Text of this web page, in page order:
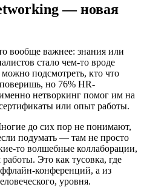
— новая
вообще важнее: знания или
стало чем-то вроде
можно подсмотреть, кто что
но 76% HR-
нетворкинг помог им на
или опыт работы.
до сих пор не понимают,
подумать — там не просто
то волшебные коллаборации,
Это как тусовка, где
конференций, а из
уровня.